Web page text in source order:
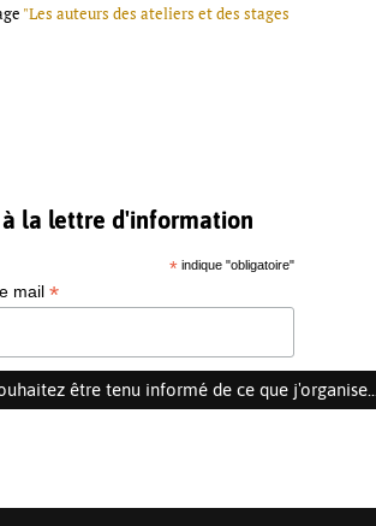
"Les auteurs des ateliers et des stages
à la lettre d'information
* indique "obligatoire"
mail *